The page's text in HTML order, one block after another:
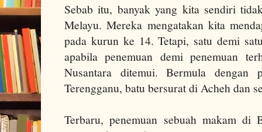
Sebab itu, banyak yang kita sendiri
Melayu. Mereka mengatakan kita
pada kurun ke 14. Tetapi, satu demi
apabila penemuan demi penemuan
Nusantara ditemui. Bermula dengan
Terengganu, batu bersurat di Acheh dan
Terbaru, penemuan sebuah makam di